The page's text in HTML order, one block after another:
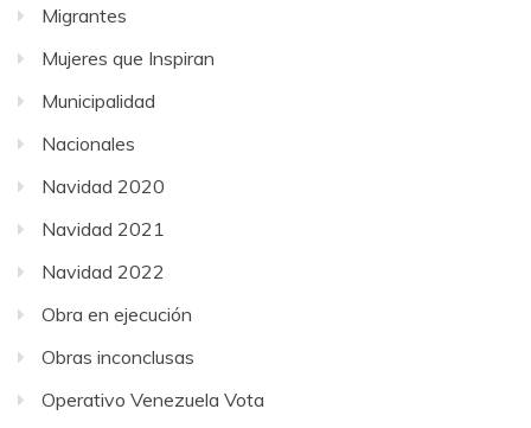
Migrantes
Mujeres que Inspiran
Municipalidad
Nacionales
Navidad 2020
Navidad 2021
Navidad 2022
Obra en ejecución
Obras inconclusas
Operativo Venezuela Vota